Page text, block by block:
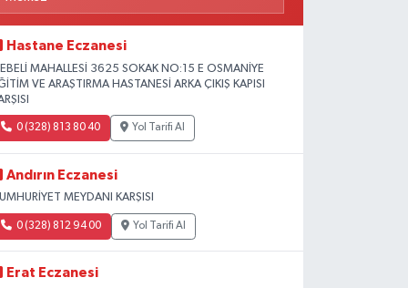
Hastane Eczanesi
MAHALLESİ 3625 SOKAK NO:15 E OSMANİYE
VE ARAŞTIRMA HASTANESİ ARKA ÇIKIŞ KAPISI
0 (328) 813 80 40 Yol Tarifi Al
Andırın Eczanesi
MEYDANI KARŞISI
0 (328) 812 94 00 Yol Tarifi Al
Erat Eczanesi